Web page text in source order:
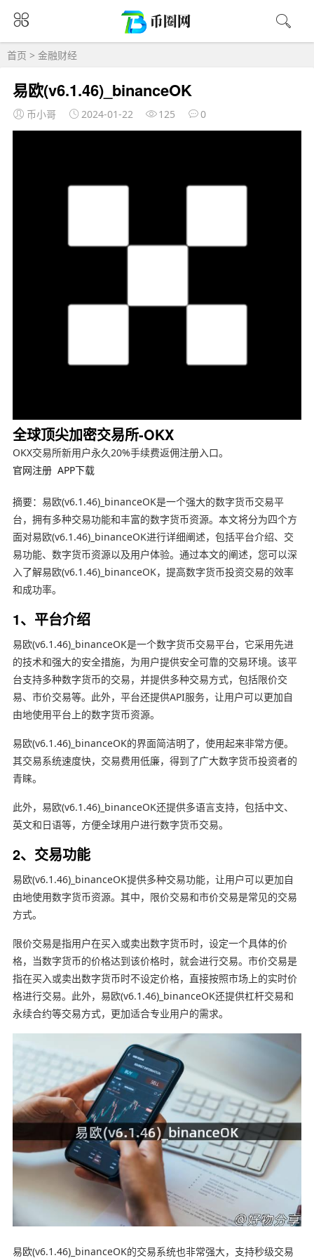
首页 > 金融财经
易欧(v6.1.46)_binanceOK
币小哥 2024-01-22 125 0
全球顶尖加密交易所-OKX
OKX交易所新用户永久20%手续费返佣注册入口。
官网注册 APP下载
摘要：易欧(v6.1.46)_binanceOK是一个强大的数字货币交易平
台，拥有多种交易功能和丰富的数字货币资源。本文将分为四个方
面对易欧(v6.1.46)_binanceOK进行详细阐述，包括平台介绍、交
易功能、数字货币资源以及用户体验。通过本文的阐述，您可以深
入了解易欧(v6.1.46)_binanceOK，提高数字货币投资交易的效率
和成功率。
1、平台介绍
易欧(v6.1.46)_binanceOK是一个数字货币交易平台，它采用先进
的技术和强大的安全措施，为用户提供安全可靠的交易环境。该平
台支持多种数字货币的交易，并提供多种交易方式，包括限价交
易、市价交易等。此外，平台还提供API服务，让用户可以更加自
由地使用平台上的数字货币资源。
易欧(v6.1.46)_binanceOK的界面简洁明了，使用起来非常方便。
其交易系统速度快，交易费用低廉，得到了广大数字货币投资者的
青睐。
此外，易欧(v6.1.46)_binanceOK还提供多语言支持，包括中文、
英文和日语等，方便全球用户进行数字货币交易。
2、交易功能
易欧(v6.1.46)_binanceOK提供多种交易功能，让用户可以更加自
由地使用数字货币资源。其中，限价交易和市价交易是常见的交易
方式。
限价交易是指用户在买入或卖出数字货币时，设定一个具体的价
格，当数字货币的价格达到该价格时，就会进行交易。市价交易是
指在买入或卖出数字货币时不设定价格，直接按照市场上的实时价
格进行交易。此外，易欧(v6.1.46)_binanceOK还提供杠杆交易和
永续合约等交易方式，更加适合专业用户的需求。
易欧(v6.1.46)_binanceOK的交易系统也非常强大，支持秒级交易